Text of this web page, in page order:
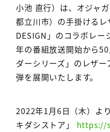
小池 直行）は、オジャ
都立川市）の手掛ける
DESIGN」のコラボレー
年の番組放送開始から
ダーシリーズ」のレザ
弾を展開いたします。
2022年1月6日（木）よ
キダシストア」 https://